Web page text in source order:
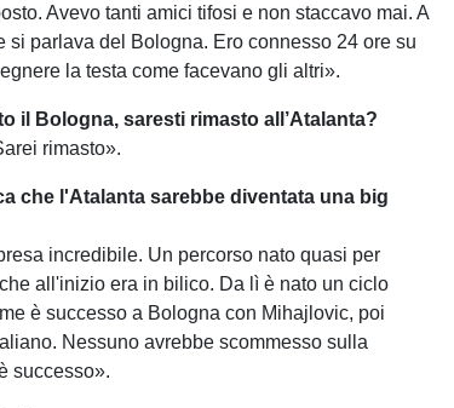
Avevo tanti amici tifosi e non staccavo mai. A
si parlava del Bologna. Ero connesso 24 ore su
la testa come facevano gli altri».
il Bologna, saresti rimasto all’Atalanta?
rimasto».
che l'Atalanta sarebbe diventata una big
incredibile. Un percorso nato quasi per
all'inizio era in bilico. Da lì è nato un ciclo
è successo a Bologna con Mihajlovic, poi
Nessuno avrebbe scommesso sulla
successo».